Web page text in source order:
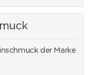
der Marke